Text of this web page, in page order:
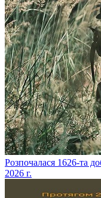
​Розпочалася 1626-та
2026 г.